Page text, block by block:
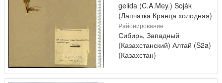
gelida (C.A.Mey.) Soják
(Лапчатка Кранца холодная)
Районирование
Сибирь, Западный
(Казахстанский) Алтай (S2a)
(Казахстан)